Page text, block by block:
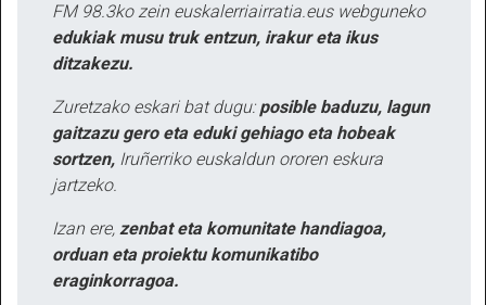
FM 98.3ko zein euskalerriairratia.eus webguneko
edukiak musu truk entzun, irakur eta ikus
ditzakezu.
Zuretzako eskari bat dugu: posible baduzu, lagun
gaitzazu gero eta eduki gehiago eta hobeak
sortzen, Iruñerriko euskaldun ororen eskura
jartzeko.
Izan ere, zenbat eta komunitate handiagoa,
orduan eta proiektu komunikatibo
eraginkorragoa.